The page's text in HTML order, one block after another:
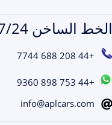
الخط الساخن 7/24
+44 208 688 7744
+44 753 898 9360
info@aplcars.com